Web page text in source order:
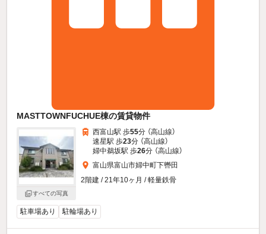
MASTTOWNFUCHUE棟の賃貸物件
すべての写真
西富山駅 歩55分 （高山線）
速星駅 歩23分 （高山線）
婦中鵜坂駅 歩26分 （高山線）
富山県富山市婦中町下轡田
2階建 / 21年10ヶ月 / 軽量鉄骨
駐車場あり 駐輪場あり